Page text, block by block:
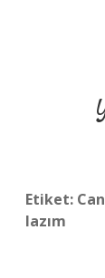
Etiket:
lazım